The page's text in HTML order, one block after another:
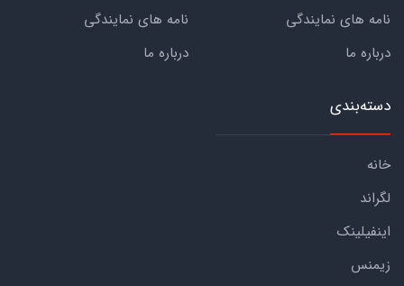
نامه های نمایندگی
درباره ما
نامه های نمایندگی
درباره ما
دسته‌بندی
خانه
لگراند
اینفیلینک
زیمنس